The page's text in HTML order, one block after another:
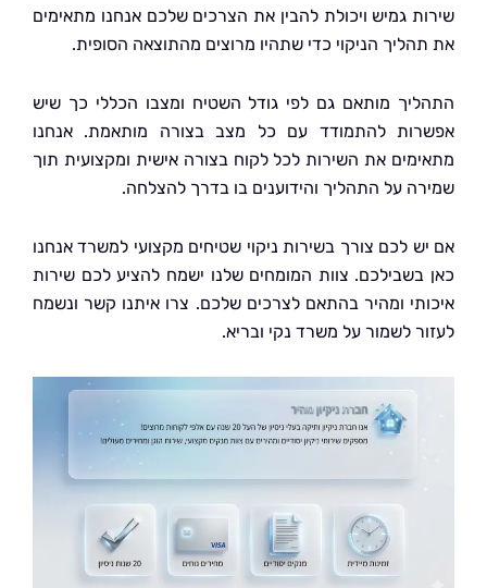
גמיש ויכולת להבין את הצרכים שלכם אנחנו מתאימים
הניקוי כדי שתהיו מרוצים מהתוצאה הסופית.
מותאם גם לפי גודל השטיח ומצבו הכללי כך שיש
להתמודד עם כל מצב בצורה מותאמת. אנחנו
את השירות לכל לקוח בצורה אישית ומקצועית תוך
על התהליך והידוענים בו בדרך להצלחה.
לכם צורך בשירות ניקוי שטיחים מקצועי למשרד אנחנו
צוות המומחים שלנו ישמח להציע לכם שירות
ומהיר בהתאם לצרכים שלכם. צרו איתנו קשר ונשמח
לשמור על משרד נקי ובריא.